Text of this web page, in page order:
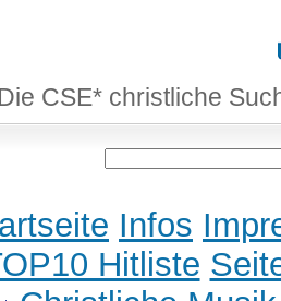
CSE* christliche
Infos
Hitliste